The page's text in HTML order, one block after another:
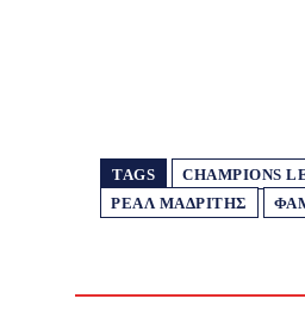
TAGS CHAMPIONS
ΡΕΆΛ ΜΑΔΡΊΤΗΣ